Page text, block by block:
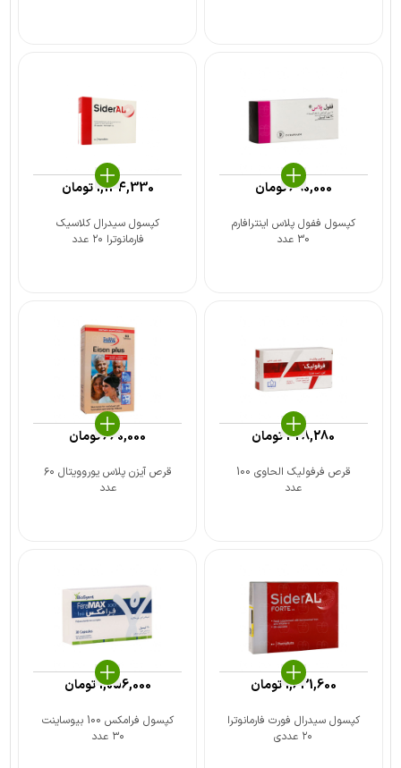
کپسول ففول پلاس اینترافارم
30 عدد
690,000تومان
کپسول سیدرال کلاسیک
فارمانوترا ۲۰ عدد
1,144,330تومان
قرص فرفولیک الحاوی 100
عدد
328,280تومان
قرص آیزن پلاس یوروویتال ۶۰
عدد
660,000تومان
کپسول سیدرال فورت فارمانوترا
۲۰ عددی
1,631,600تومان
کپسول فرامکس 100 بیوساینت
۳۰ عدد
1,056,000تومان